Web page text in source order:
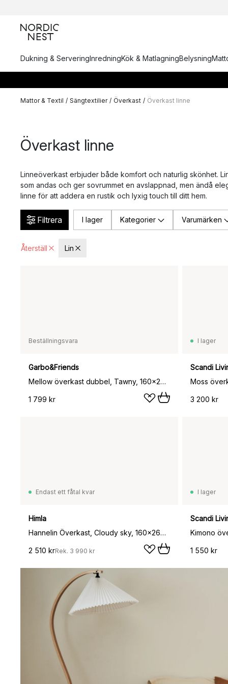
Dukning & ServeringInredningKök & MatlagningBelysning
Mattor & Textil / Sängtextilier / Överkast / Överkast linne
Överkast linne
Linneöverkast erbjuder både komfort och naturlig skönhet.
som andas och ger sovrummet en avslappnad, men ändå
linne för att addera en rustik och lyxig touch till ditt hem.
Filtrera I lager Kategorier Varumärken
Återställ Lin
Beställningsvara
Garbo&Friends
Mellow överkast dubbel, Tawny, 160x260 cm
1 799 kr
I lager
Scandi
3 200 kr
Endast ett fåtal kvar
Himla
Hannelin Överkast, Cloudy sky, 160x260 cm
2 510 krRek. 3 990 kr
I lager
Scandi
1 550 kr